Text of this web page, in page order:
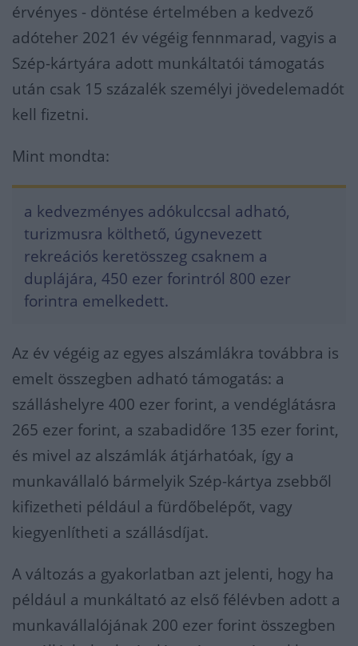
érvényes - döntése értelmében a kedvező
adóteher 2021 év végéig fennmarad, vagyis a
Szép-kártyára adott munkáltatói támogatás
után csak 15 százalék személyi jövedelemadót
kell fizetni.
Mint mondta:
a kedvezményes adókulccsal adható,
turizmusra költhető, úgynevezett
rekreációs keretösszeg csaknem a
duplájára, 450 ezer forintról 800 ezer
forintra emelkedett.
Az év végéig az egyes alszámlákra továbbra is
emelt összegben adható támogatás: a
szálláshelyre 400 ezer forint, a vendéglátásra
265 ezer forint, a szabadidőre 135 ezer forint,
és mivel az alszámlák átjárhatóak, így a
munkavállaló bármelyik Szép-kártya zsebből
kifizetheti például a fürdőbelépőt, vagy
kiegyenlítheti a szállásdíjat.
A változás a gyakorlatban azt jelenti, hogy ha
például a munkáltató az első félévben adott a
munkavállalójának 200 ezer forint összegben